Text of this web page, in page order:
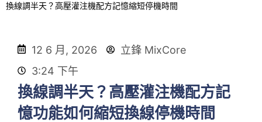
換線調半天？高壓灌注機配方記憶縮短停機時間
12 6 月, 2026
立鋒 MixCore
3:24 下午
換線調半天？高壓灌注機配方記
憶功能如何縮短換線停機時間